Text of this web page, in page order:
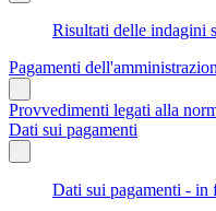
Risultati delle indagini
Pagamenti
Provvedimenti legati alla
Dati sui pagamenti
Dati sui pagamenti - in